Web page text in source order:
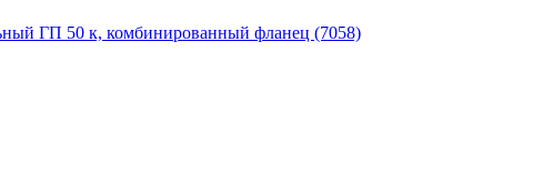
ГП 50 к, комбинированный фланец (7058)